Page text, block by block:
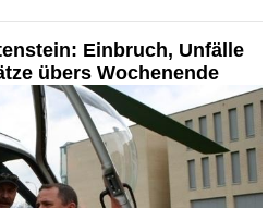
Einbruch, Unfälle
übers Wochenende